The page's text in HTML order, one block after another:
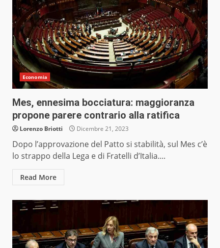
Economia
Mes, ennesima bocciatura: maggioranza
propone parere contrario alla ratifica
Lorenzo Briotti Dicembre 21, 2023
Dopo l’approvazione del Patto si stabilità, sul Mes c’è
lo strappo della Lega e di Fratelli d’Italia....
Read More